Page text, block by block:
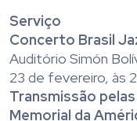
Serviço
Concerto Brasil
Auditório Simón
23 de fevereiro, às
Transmissão
Memorial da